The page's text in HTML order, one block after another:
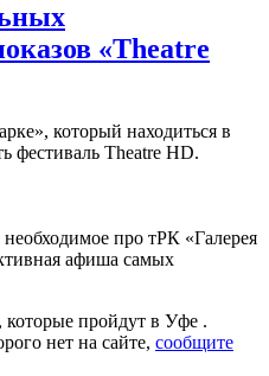
«Theatre
который находиться в
фестиваль Theatre HD.
про тРК «Галерея
афиша самых
которые пройдут в Уфе .
нет на сайте, сообщите